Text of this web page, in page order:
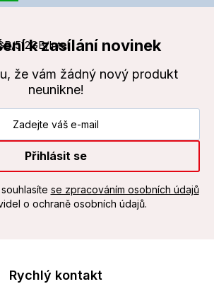
k zasílání novinek
že vám žádný nový produkt
neunikne!
Přihlásit se
se zpracováním osobních údajů
o ochraně osobních údajů.
Rychlý kontakt